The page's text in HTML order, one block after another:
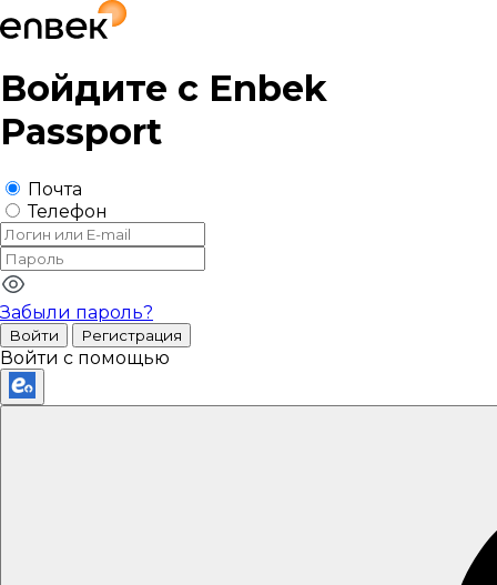
Войдите с Enbek
Passport
Почта
Телефон
Забыли пароль?
Войти Регистрация
Войти с помощью